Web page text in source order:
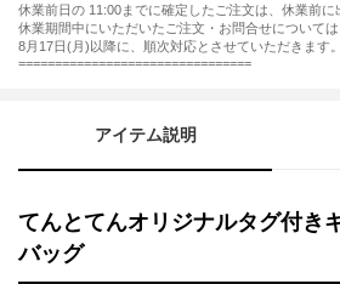
休業前日の 11:00までに確定したご注文は、休業前に
休業期間中にいただいたご注文・お問合せについては
8月17日(月)以降に、順次対応とさせていただきます。
================================
アイテム説明
てんとてんオリジナルタグ付き
バッグ